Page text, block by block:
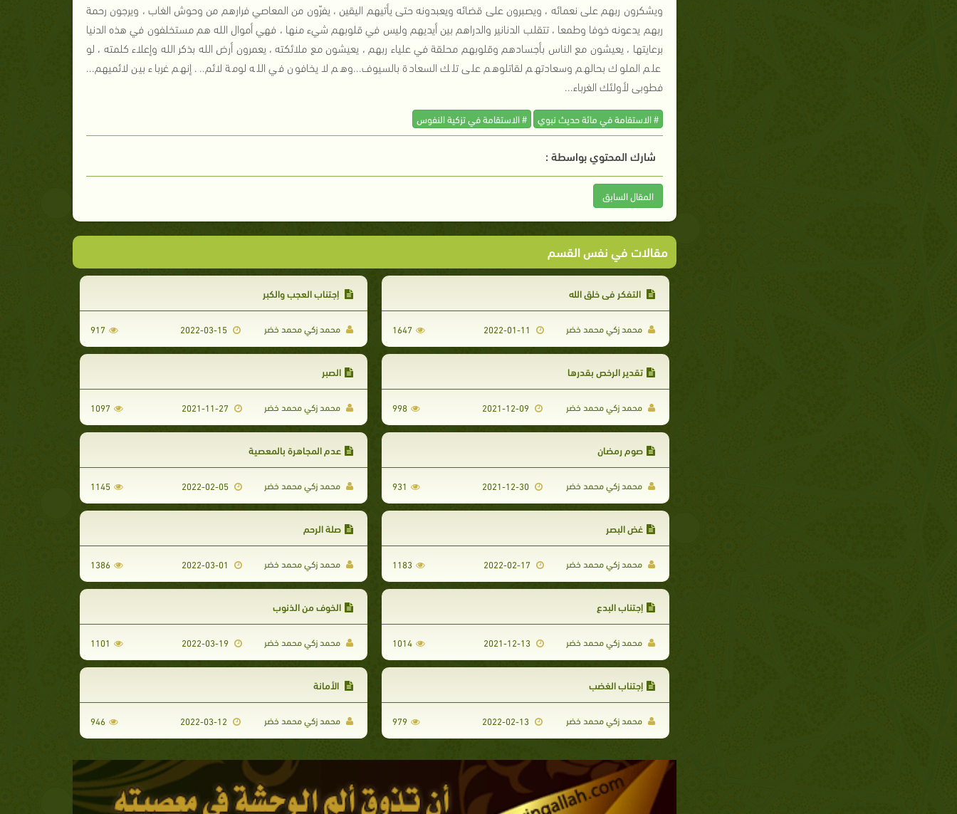
ويشكرون ربهم على نعمائه ، ويصبرون على قضائه ويعبدونه حتى يأتيهم اليقين ، يفرّون من المعاصي فرارهم من وحوش الغاب ، ويرجون رحمة
ربهم يدعونه خوفا وطمعا ، تتقلب الدنانير والدراهم بين أيديهم وليس في قلوبهم شيء منها ، فهي أموال الله هم مستخلفون في هذه الدنيا
برعايتها ، يعيشون مع الناس بأجسادهم وقلوبهم محلقة في علياء ربهم ، يعيشون مع ملائكته ، يعمرون أرض الله بذكر الله وإعلاء كلمته ، لو
علم الملوك بحالهم وسعادتهم لقاتلوهم على تلك السعادة بالسيوف...وهم لا يخافون في الله لومة لائم... إنهم غرباء بين لائميهم...
فطوبى لأولئك الغرباء...
# الاستقامة في مائة حديث نبوي # الاستقامة في تزكية النفوس
شارك المحتوي بواسطة :
المقال السابق
مقالات في نفس القسم
التفكر في خلق الله
محمد زكي محمد خضر 1647
إجتناب العجب والكبر
محمد زكي محمد خضر 917
تقدير الرخص بقدرها
محمد زكي محمد خضر 998
الصبر
محمد زكي محمد خضر 1097
صوم رمضان
محمد زكي محمد خضر 931
عدم المجاهرة بالمعصية
محمد زكي محمد خضر 1145
غض البصر
محمد زكي محمد خضر 1183
صلة الرحم
محمد زكي محمد خضر 1386
إجتناب البدع
محمد زكي محمد خضر 2021-12-13
1014
الخوف من الذنوب
محمد زكي محمد خضر 1101
إجتناب الغضب
محمد زكي محمد خضر 979
الأمانة
محمد زكي محمد خضر 946